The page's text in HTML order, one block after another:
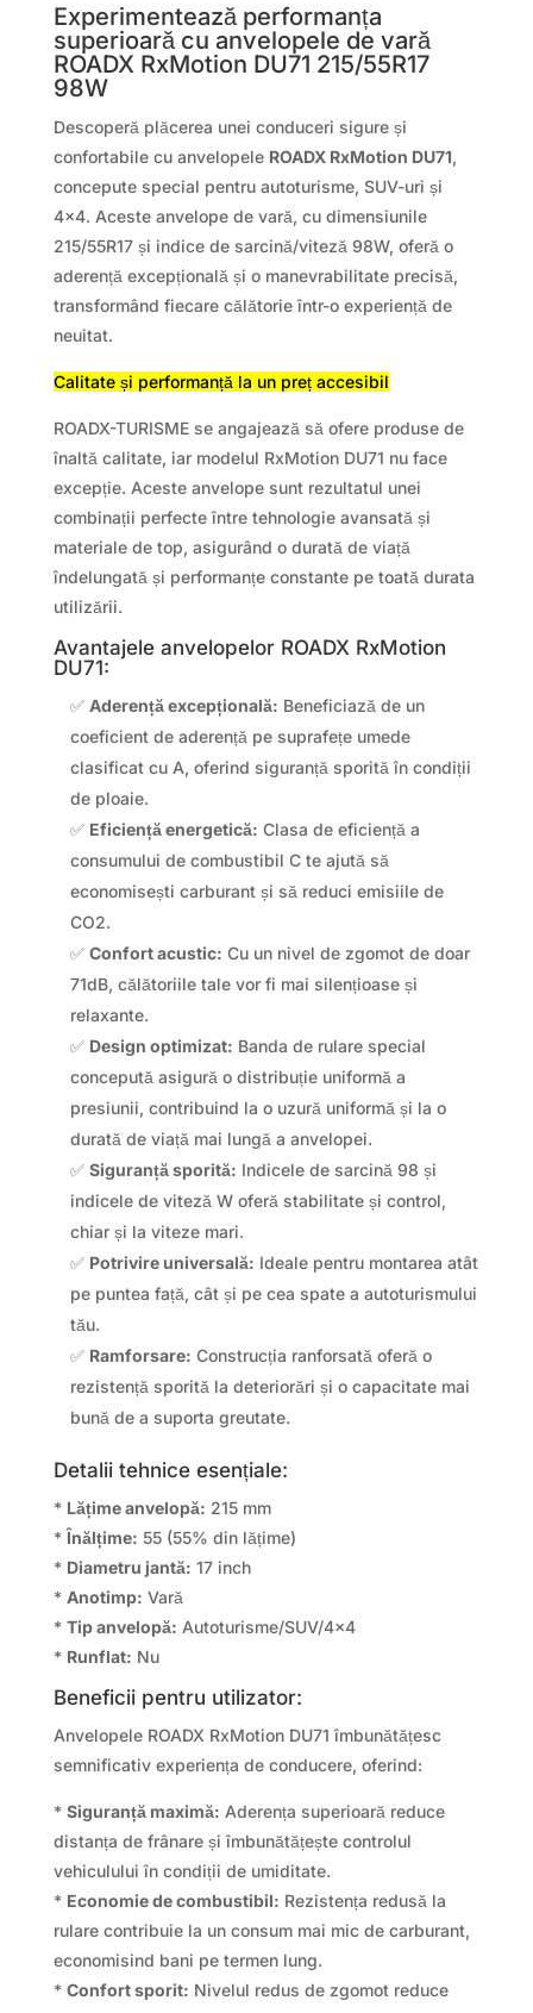
Experimentează performanța
superioară cu anvelopele de vară
ROADX RxMotion DU71 215/55R17
98W
Descoperă plăcerea unei conduceri sigure și
confortabile cu anvelopele ROADX RxMotion DU71,
concepute special pentru autoturisme, SUV-uri și
4×4. Aceste anvelope de vară, cu dimensiunile
215/55R17 și indice de sarcină/viteză 98W, oferă o
aderență excepțională și o manevrabilitate precisă,
transformând fiecare călătorie într-o experiență de
neuitat.
Calitate și performanță la un preț accesibil
ROADX-TURISME se angajează să ofere produse de
înaltă calitate, iar modelul RxMotion DU71 nu face
excepție. Aceste anvelope sunt rezultatul unei
combinații perfecte între tehnologie avansată și
materiale de top, asigurând o durată de viață
îndelungată și performanțe constante pe toată durata
utilizării.
Avantajele anvelopelor ROADX RxMotion
DU71:
✅ Aderență excepțională: Beneficiază de un
coeficient de aderență pe suprafețe umede
clasificat cu A, oferind siguranță sporită în condiții
de ploaie.
✅ Eficiență energetică: Clasa de eficiență a
consumului de combustibil C te ajută să
economisești carburant și să reduci emisiile de
CO2.
✅ Confort acustic: Cu un nivel de zgomot de doar
71dB, călătoriile tale vor fi mai silențioase și
relaxante.
✅ Design optimizat: Banda de rulare special
concepută asigură o distribuție uniformă a
presiunii, contribuind la o uzură uniformă și la o
durată de viață mai lungă a anvelopei.
✅ Siguranță sporită: Indicele de sarcină 98 și
indicele de viteză W oferă stabilitate și control,
chiar și la viteze mari.
✅ Potrivire universală: Ideale pentru montarea atât
pe puntea față, cât și pe cea spate a autoturismului
tău.
✅ Ramforsare: Construcția ranforsată oferă o
rezistență sporită la deteriorări și o capacitate mai
bună de a suporta greutate.
Detalii tehnice esențiale:
* Lățime anvelopă: 215 mm
*Înălțime: 55 (55% din lățime)
* Diametru jantă: 17 inch
* Anotimp: Vară
* Tip anvelopă: Autoturisme/SUV/4×4
* Runflat: Nu
Beneficii pentru utilizator:
Anvelopele ROADX RxMotion DU71 îmbunătățesc
semnificativ experiența de conducere, oferind:
* Siguranță maximă: Aderența superioară reduce
distanța de frânare și îmbunătățește controlul
vehiculului în condiții de umiditate.
* Economie de combustibil: Rezistența redusă la
rulare contribuie la un consum mai mic de carburant,
economisind bani pe termen lung.
* Confort sporit: Nivelul redus de zgomot reduce